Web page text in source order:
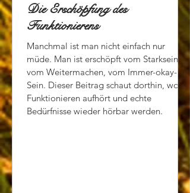
Die Erschöpfung des
Funktionierens
Manchmal ist man nicht einfach nur
müde. Man ist erschöpft vom Starksein,
vom Weitermachen, vom Immer-okay-
Sein. Dieser Beitrag schaut dorthin, wo
Funktionieren aufhört und echte
Bedürfnisse wieder hörbar werden.